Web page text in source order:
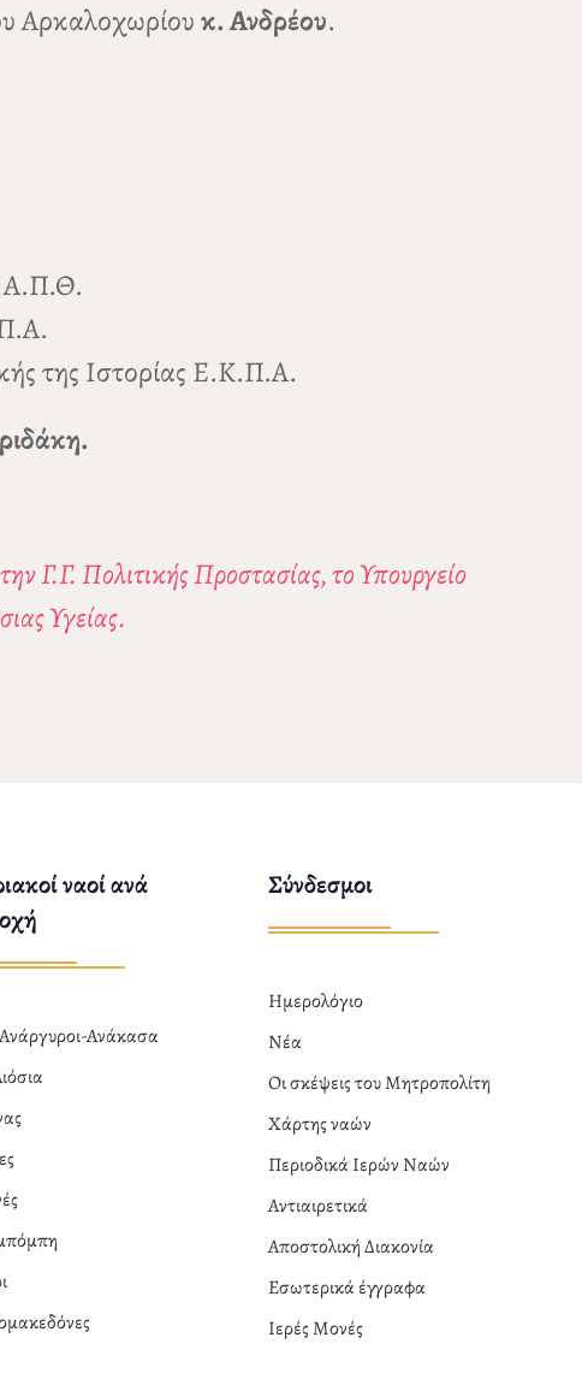
Αρκαλοχωρίουκ. Ανδρέου.
Α.Π.Θ.
της Ιστορίας Ε.Κ.Π.Α.
Γ.Γ. Πολιτικής Προστασίας, το Υπουργείο
Υγείας.
ναοί ανά
Ανάκασα
Σύνδεσμοι
Ημερολόγιο
Νέα
Οι σκέψεις του Μητροπολίτη
Χάρτης ναών
Περιοδικά Ιερών Ναών
Αντιαιρετικά
Αποστολική Διακονία
Εσωτερικά έγγραφα
Ιερές Μονές